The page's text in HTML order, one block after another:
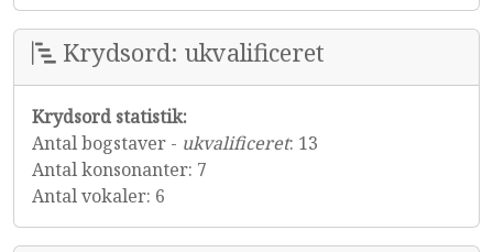
Krydsord: ukvalificeret
Krydsord statistik:
Antal bogstaver - ukvalificeret: 13
Antal konsonanter: 7
Antal vokaler: 6